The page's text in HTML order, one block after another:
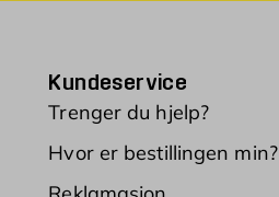
Kundeservice
Trenger du hjelp?
Hvor er bestillingen min?